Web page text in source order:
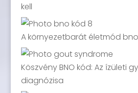
kell
A környezetbarát életmód
Köszvény BNO kód: Az ízületi
diagnózisa